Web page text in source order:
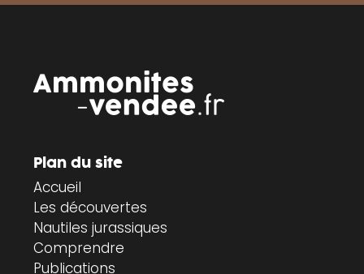
Plan du site
Accueil
Les découvertes
Nautiles jurassiques
Comprendre
Publications